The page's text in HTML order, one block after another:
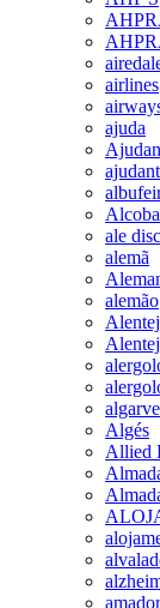
airlines
ajuda
ale
alemã
alemão
algarve
Algés
Allied